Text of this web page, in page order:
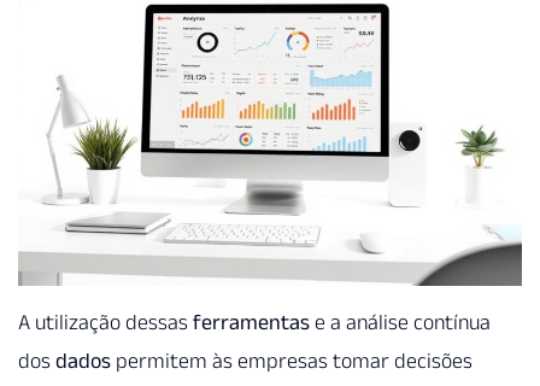
A utilização dessas ferramentas e a análise contínua
dos dados permitem às empresas tomar decisões